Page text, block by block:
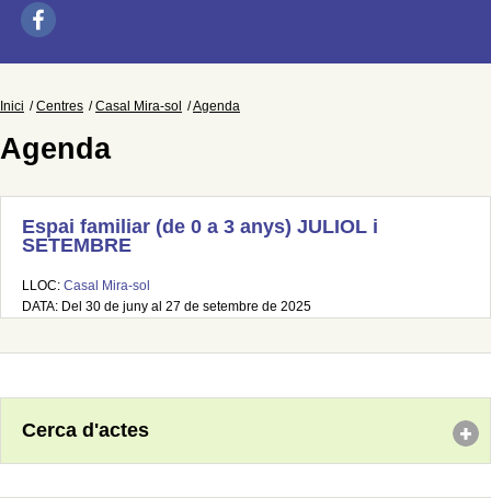
Inici Centres Casal Mira-sol Agenda
Agenda
Espai familiar (de 0 a 3 anys) JULIOL i
SETEMBRE
LLOC: Casal Mira-sol
DATA: Del 30 de juny al 27 de setembre de 2025
Cerca d'actes